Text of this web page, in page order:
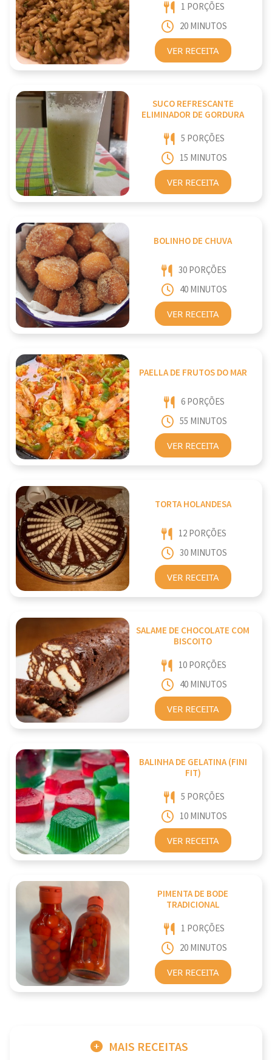
1 PORÇÕES
20 MINUTOS
VER RECEITA
SUCO REFRESCANTE
ELIMINADOR DE GORDURA
5 PORÇÕES
15 MINUTOS
VER RECEITA
BOLINHO DE CHUVA
30 PORÇÕES
40 MINUTOS
VER RECEITA
PAELLA DE FRUTOS DO MAR
6 PORÇÕES
55 MINUTOS
VER RECEITA
TORTA HOLANDESA
12 PORÇÕES
30 MINUTOS
VER RECEITA
SALAME DE CHOCOLATE COM
BISCOITO
10 PORÇÕES
40 MINUTOS
VER RECEITA
BALINHA DE GELATINA (FINI
FIT)
5 PORÇÕES
10 MINUTOS
VER RECEITA
PIMENTA DE BODE
TRADICIONAL
1 PORÇÕES
20 MINUTOS
VER RECEITA
MAIS RECEITAS